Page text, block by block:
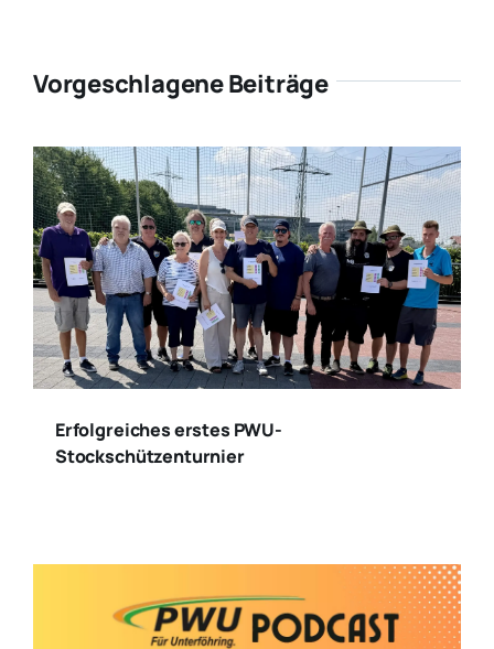
Vorgeschlagene Beiträge
Erfolgreiches erstes PWU-
Stockschützenturnier